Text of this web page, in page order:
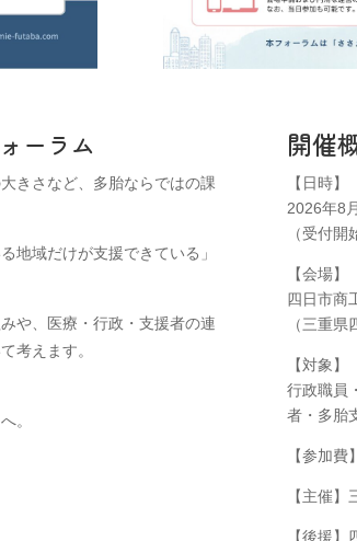
ーラム
きさなど、多胎ならではの課
地域だけが支援できている」
や、医療・行政・支援者の連
考えます。
。
開催
【日時】
2026年8
（受付開
【会場】
四日市商
（三重県
【対象】
行政職員
者・多胎
【参加費
【主催
【後援